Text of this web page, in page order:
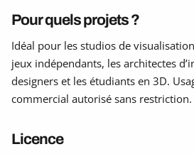
Pour quels projets ?
Idéal pour les studios de
jeux indépendants, les architectes
designers et les étudiants en 3D.
commercial autorisé sans restriction.
Licence